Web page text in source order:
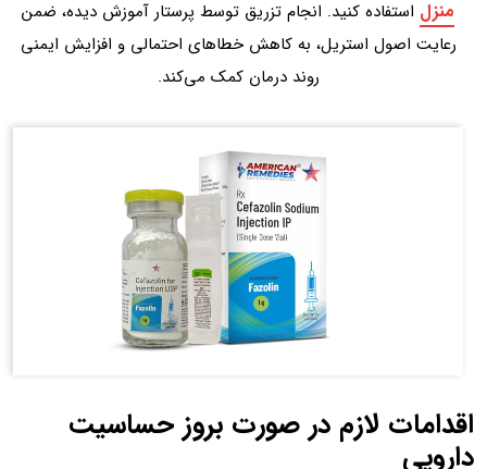
منزل استفاده کنید. انجام تزریق توسط پرستار آموزش‌ دیده، ضمن
رعایت اصول استریل، به کاهش خطاهای احتمالی و افزایش ایمنی
روند درمان کمک می‌کند.
اقدامات لازم در صورت بروز حساسیت
دارویی